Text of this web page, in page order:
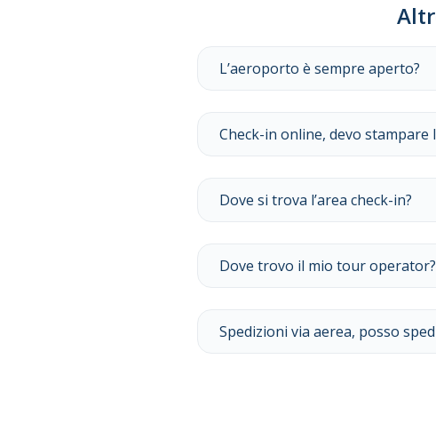
L’aeroporto è sempre aperto?
Check-in online, devo stampare
Dove si trova l’area check-in?
Dove trovo il mio tour operator?
Spedizioni via aerea, posso